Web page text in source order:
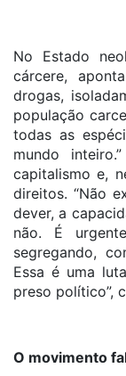
No Estado
cárcere,
drogas,
população
todas as
mundo
capitalismo e,
direitos. “Não
dever, a
não. É
segregando,
Essa é uma
preso político”,
O movimento